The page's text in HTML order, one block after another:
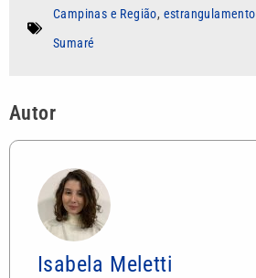
Campinas e Região, estrangulamento
Sumaré
Autor
Isabela Meletti